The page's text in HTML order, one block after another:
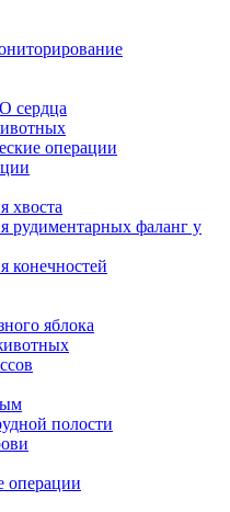
сердца
операции
хвоста
рудиментарных фаланг у
конечностей
яблока
полости
операции